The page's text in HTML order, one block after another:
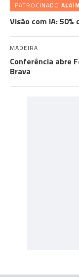
PATROCINADO
Visão com IA:
MADEIRA
Conferência abre
Brava